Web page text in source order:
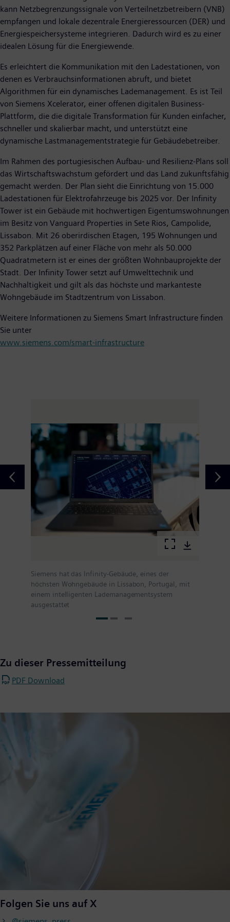
kann Netzbegrenzungssignale von Verteilnetzbetreibern (VNB)
empfangen und lokale dezentrale Energieressourcen (DER) und
Energiespeichersysteme integrieren. Dadurch wird es zu einer
idealen Lösung für die Energiewende.
Es erleichtert die Kommunikation mit den Ladestationen, von
denen es Verbrauchsinformationen abruft, und bietet
Algorithmen für ein dynamisches Lademanagement. Es ist Teil
von Siemens Xcelerator, einer offenen digitalen Business-
Plattform, die die digitale Transformation für Kunden einfacher,
schneller und skalierbar macht, und unterstützt eine
dynamische Lastmanagementstrategie für Gebäudebetreiber.
Im Rahmen des portugiesischen Aufbau- und Resilienz-Plans soll
das Wirtschaftswachstum gefördert und das Land zukunftsfähig
gemacht werden. Der Plan sieht die Einrichtung von 15.000
Ladestationen für Elektrofahrzeuge bis 2025 vor. Der Infinity
Tower ist ein Gebäude mit hochwertigen Eigentumswohnungen
im Besitz von Vanguard Properties in Sete Rios, Campolide,
Lissabon. Mit 26 oberirdischen Etagen, 195 Wohnungen und
352 Parkplätzen auf einer Fläche von mehr als 50.000
Quadratmetern ist er eines der größten Wohnbauprojekte der
Stadt. Der Infinity Tower setzt auf Umwelttechnik und
Nachhaltigkeit und gilt als das höchste und markanteste
Wohngebäude im Stadtzentrum von Lissabon.
Weitere Informationen zu Siemens Smart Infrastructure finden
Sie unter
www.siemens.com/smart-infrastructure
Siemens hat das Infinity-Gebäude, eines der
höchsten Wohngebäude in Lissabon, Portugal, mit
einem intelligenten Lademanagementsystem
ausgestattet
Zu dieser Pressemitteilung
PDF Download
Folgen Sie uns auf X